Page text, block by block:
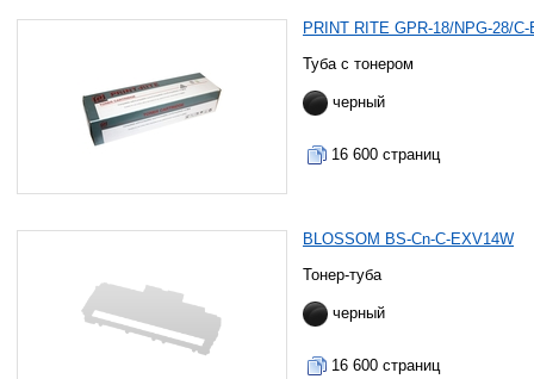
PRINT RITE GPR-18/NPG-28/C-
Туба с тонером
черный
16 600 страниц
BLOSSOM BS-Cn-C-EXV14W
Тонер-туба
черный
16 600 страниц